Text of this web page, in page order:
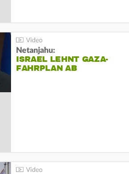
Netanjahu:
ISRAEL LEHNT GAZA-
FAHRPLAN AB